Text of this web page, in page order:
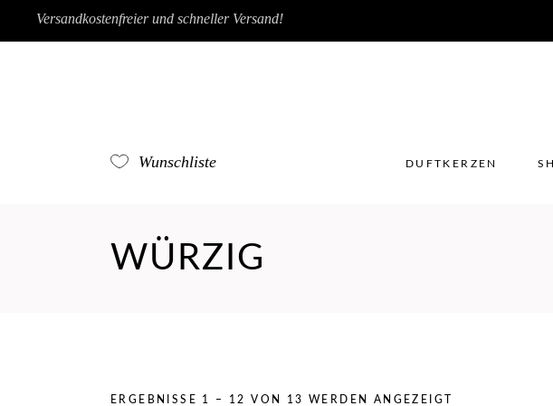
Versandkostenfreier und schneller Versand!
Wunschliste DUFTKERZEN
WÜRZIG
ERGEBNISSE 1 – 12 VON 13 WERDEN ANGEZEIGT